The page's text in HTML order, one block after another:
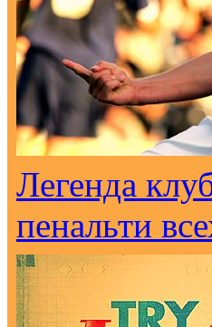
Легенда
пенальти